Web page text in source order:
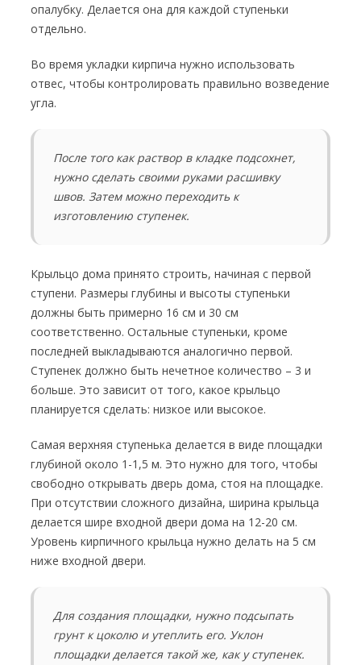
опалубку. Делается она для каждой ступеньки
отдельно.
Во время укладки кирпича нужно использовать
отвес, чтобы контролировать правильно возведение
угла.
После того как раствор в кладке подсохнет,
нужно сделать своими руками расшивку
швов. Затем можно переходить к
изготовлению ступенек.
Крыльцо дома принято строить, начиная с первой
ступени. Размеры глубины и высоты ступеньки
должны быть примерно 16 см и 30 см
соответственно. Остальные ступеньки, кроме
последней выкладываются аналогично первой.
Ступенек должно быть нечетное количество – 3 и
больше. Это зависит от того, какое крыльцо
планируется сделать: низкое или высокое.
Самая верхняя ступенька делается в виде площадки
глубиной около 1-1,5 м. Это нужно для того, чтобы
свободно открывать дверь дома, стоя на площадке.
При отсутствии сложного дизайна, ширина крыльца
делается шире входной двери дома на 12-20 см.
Уровень кирпичного крыльца нужно делать на 5 см
ниже входной двери.
Для создания площадки, нужно подсыпать
грунт к цоколю и утеплить его. Уклон
площадки делается такой же, как у ступенек.